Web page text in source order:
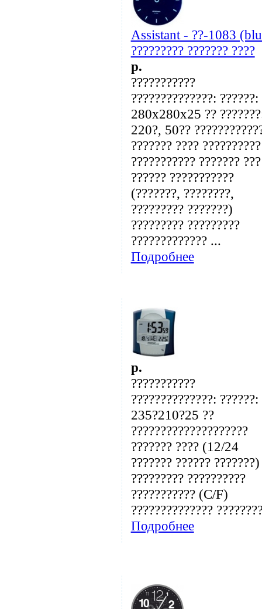
Assistant - ??-1083
????????? ??????? ????
p.
???????????
??????????????: ??????:
280x280x25 ??
220?, 50??
??????? ???? ??????????
??????????? ??????? ???
?????? ???????????
(???????, ????????,
????????? ???????)
????????? ?????????
????????????? ...
Подробнее
p.
???????????
??????????????: ??????:
235?210?25 ??
????????????????????
??????? ???? (12/24
??????? ?????? ???????)
????????? ??????????
??????????? (C/F)
??????????????
Подробнее